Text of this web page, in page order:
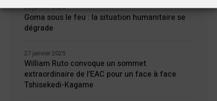
Goma sous le feu : la situation humanitaire se
dégrade
28 janvier 2025
William Ruto convoque un sommet
extraordinaire de l’EAC pour un face à face
Tshisekedi-Kagame
27 janvier 2025